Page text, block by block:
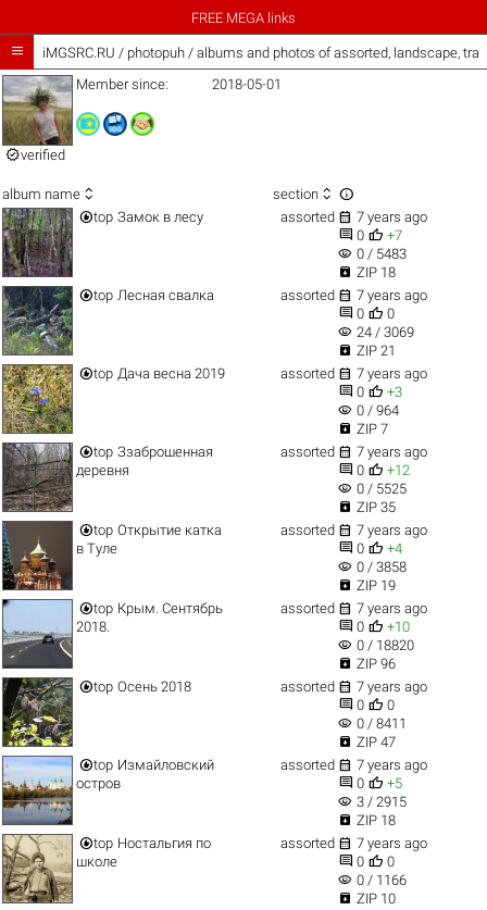
FREE MEGA links
 iMGSRC.RU / photopuh / albums and photos of assorted, landscape,
verified
Member since: 2018-05-01
album name  section  
top Замок в лесу assorted  7 years ago
 0  +7
visibility 0 / 5483
 ZIP 18
top Лесная свалка assorted  7 years ago
 0  0
visibility 24 / 3069
 ZIP 21
top Дача весна 2019 assorted  7 years ago
 0  +3
visibility 0 / 964
 ZIP 7
top Ззаброшенная
деревня
assorted  7 years ago
 0  +12
visibility 0 / 5525
 ZIP 35
top Открытие катка
в Туле
assorted  7 years ago
 0  +4
visibility 0 / 3858
 ZIP 19
top Крым. Сентябрь
2018.
assorted  7 years ago
 0  +10
visibility 0 / 18820
 ZIP 96
top Осень 2018 assorted  7 years ago
 0  0
visibility 0 / 8411
 ZIP 47
top Измайловский
остров
assorted  7 years ago
 0  +5
visibility 3 / 2915
 ZIP 18
top Ностальгия по
школе
assorted  7 years ago
 0  0
visibility 0 / 1166
 ZIP 10